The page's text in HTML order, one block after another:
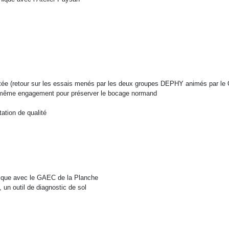
(retour sur les essais menés par les deux groupes DEPHY animés par le
engagement pour préserver le bocage normand
de qualité
avec le GAEC de la Planche
outil de diagnostic de sol